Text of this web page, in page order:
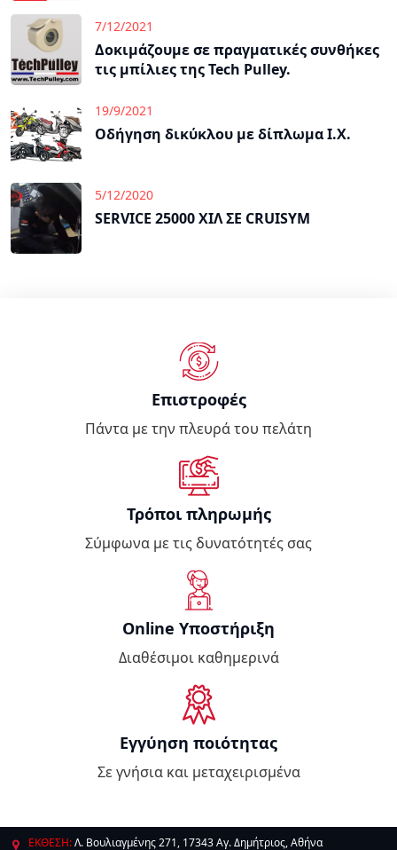
7/12/2021
Δοκιμάζουμε σε πραγματικές συνθήκες
τις μπίλιες της Tech Pulley.
19/9/2021
Οδήγηση δικύκλου με δίπλωμα Ι.Χ.
5/12/2020
SERVICE 25000 ΧΙΛ ΣΕ CRUISYM
Επιστροφές
Πάντα με την πλευρά του πελάτη
Τρόποι πληρωμής
Σύμφωνα με τις δυνατότητές σας
Online Υποστήριξη
Διαθέσιμοι καθημερινά
Εγγύηση ποιότητας
Σε γνήσια και μεταχειρισμένα
ΕΚΘΕΣΗ:Λ. Βουλιαγμένης 271, 17343 Αγ. Δημήτριος, Αθήνα